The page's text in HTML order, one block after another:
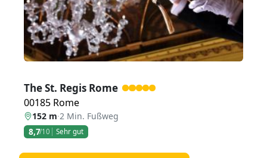
The St. Regis Rome
00185 Rome
152 m·2 Min. Fußweg
8,7/10 Sehr gut